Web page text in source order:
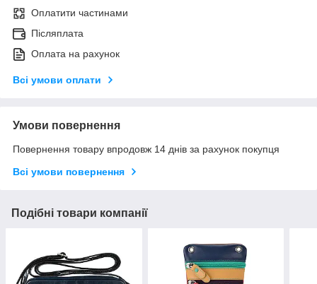
Оплатити частинами
Післяплата
Оплата на рахунок
Всі умови оплати
Умови повернення
Повернення товару впродовж 14 днів за рахунок покупця
Всі умови повернення
Подібні товари компанії